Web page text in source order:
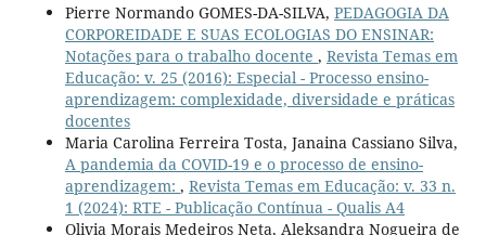
Pierre Normando GOMES-DA-SILVA, PEDAGOGIA DA
CORPOREIDADE E SUAS ECOLOGIAS DO ENSINAR:
Notações para o trabalho docente , Revista Temas em
Educação: v. 25 (2016): Especial - Processo ensino-
aprendizagem: complexidade, diversidade e práticas
docentes
Maria Carolina Ferreira Tosta, Janaina Cassiano Silva,
A pandemia da COVID-19 e o processo de ensino-
aprendizagem: , Revista Temas em Educação: v. 33 n.
1 (2024): RTE - Publicação Contínua - Qualis A4
Olivia Morais Medeiros Neta, Aleksandra Nogueira de